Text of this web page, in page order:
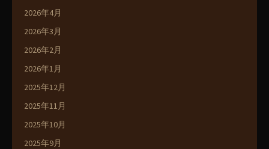
2026年4月
2026年3月
2026年2月
2026年1月
2025年12月
2025年11月
2025年10月
2025年9月